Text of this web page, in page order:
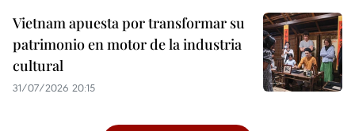
Vietnam apuesta por transformar su
patrimonio en motor de la industria
cultural
31/07/2026 20:15